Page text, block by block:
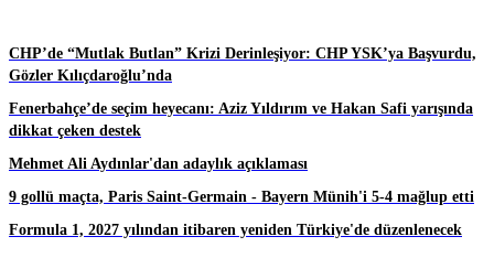
CHP’de “Mutlak Butlan” Krizi Derinleşiyor: CHP YSK’ya Başvurdu,
Gözler Kılıçdaroğlu’nda
Fenerbahçe’de seçim heyecanı: Aziz Yıldırım ve Hakan Safi yarışında
dikkat çeken destek
Mehmet Ali Aydınlar'dan adaylık açıklaması
9 gollü maçta, Paris Saint-Germain - Bayern Münih'i 5-4 mağlup etti
Formula 1, 2027 yılından itibaren yeniden Türkiye'de düzenlenecek